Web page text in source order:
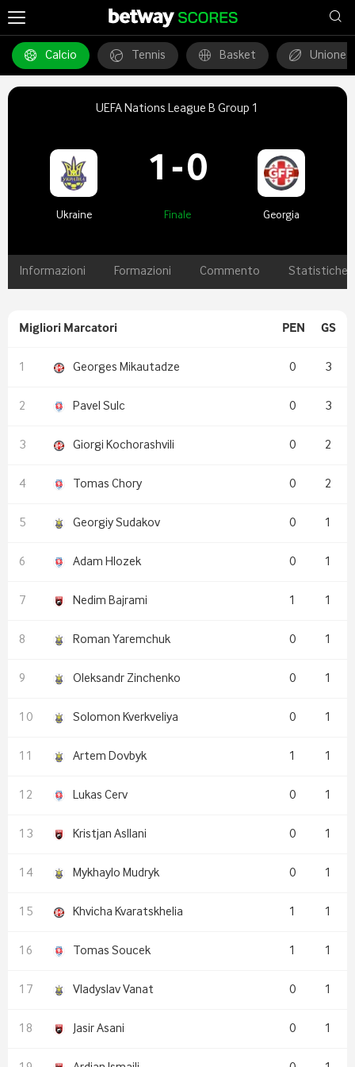
Calcio Tennis Basket Unione
UEFA Nations League B Group 1
Ukraine
1 -0
Finale Georgia
Informazioni Formazioni Commento Statistiche
Migliori Marcatori PEN GS
Georges Mikautadze 0 3
Pavel Sulc 0 3
Giorgi Kochorashvili 0 2
Tomas Chory 0 2
Georgiy Sudakov 0 1
Adam Hlozek 0 1
Nedim Bajrami 1 1
Roman Yaremchuk 0 1
Oleksandr Zinchenko 0 1
Solomon Kverkveliya 0 1
Artem Dovbyk 1 1
Lukas Cerv 0 1
Kristjan Asllani 0 1
Mykhaylo Mudryk 0 1
Khvicha Kvaratskhelia 1 1
Tomas Soucek 1 1
Vladyslav Vanat 0 1
Jasir Asani 0 1